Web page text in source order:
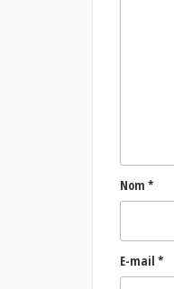
Nom *
E-mail *